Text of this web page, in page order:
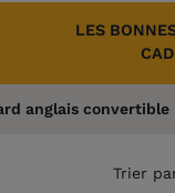
LES
anglais convertible
Trier